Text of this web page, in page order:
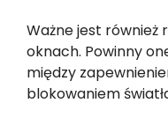
Ważne jest również
oknach. Powinny
między
blokowaniem